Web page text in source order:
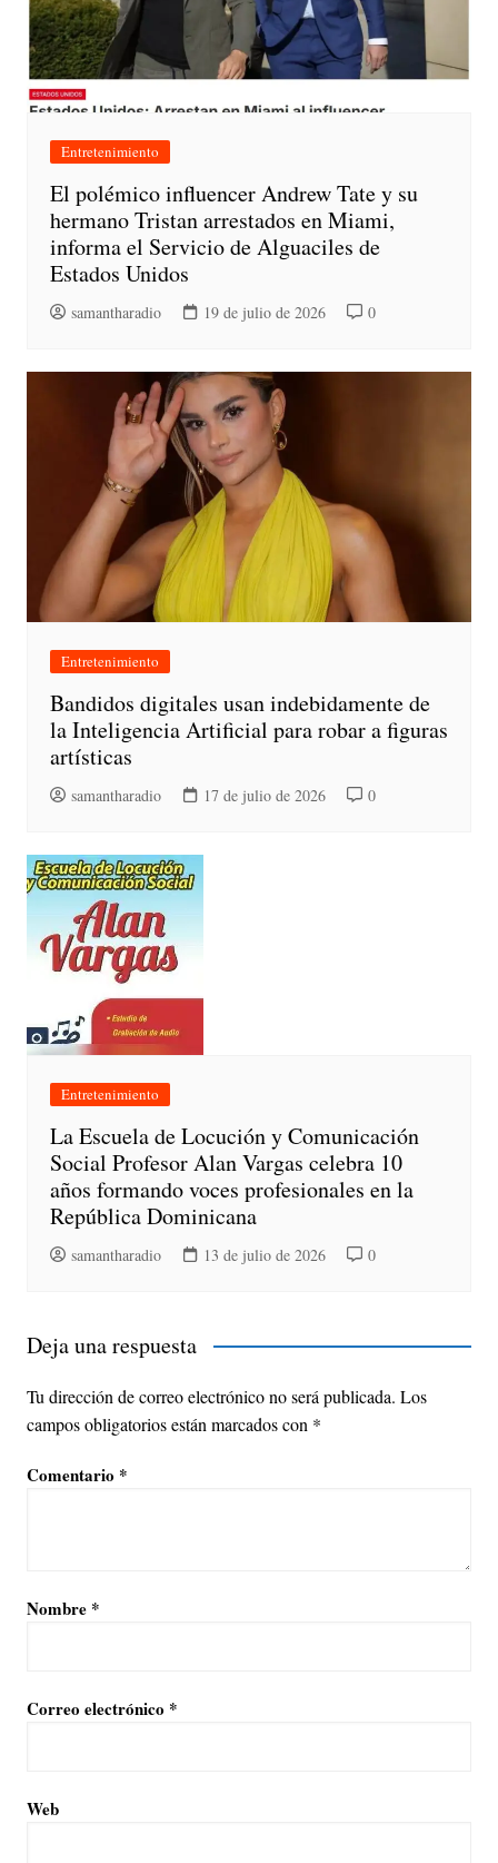
Entretenimiento
El polémico influencer Andrew Tate y su
hermano Tristan arrestados en Miami,
informa el Servicio de Alguaciles de
Estados Unidos
samantharadio 19 de julio de 2026 0
Entretenimiento
Bandidos digitales usan indebidamente de
la Inteligencia Artificial para robar a figuras
artísticas
samantharadio 17 de julio de 2026 0
Entretenimiento
La Escuela de Locución y Comunicación
Social Profesor Alan Vargas celebra 10
años formando voces profesionales en la
República Dominicana
samantharadio 13 de julio de 2026 0
Deja una respuesta
Tu dirección de correo electrónico no será publicada. Los
campos obligatorios están marcados con *
Comentario *
Nombre *
Correo electrónico *
Web